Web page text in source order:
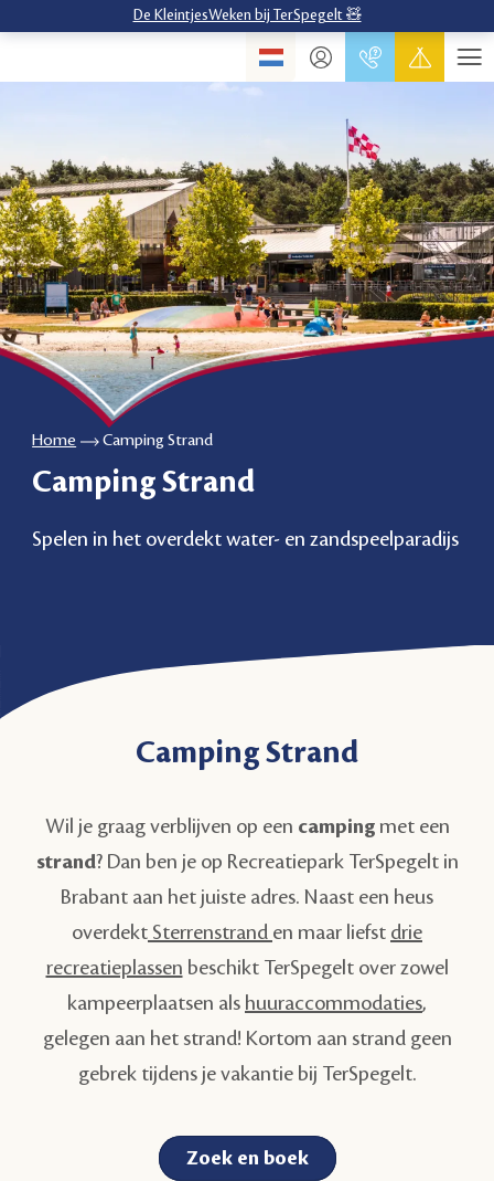
De KleintjesWeken bij TerSpegelt 🧸
Home Camping Strand
Camping Strand
Spelen in het overdekt water- en zandspeelparadijs
Camping Strand
Wil je graag verblijven op een campingmet een
strand? Dan ben je op Recreatiepark TerSpegelt in
Brabant aan het juiste adres. Naast een heus
overdekt Sterrenstrand en maar liefst drie
recreatieplassen beschikt TerSpegelt over zowel
kampeerplaatsen als huuraccommodaties,
gelegen aan het strand! Kortom aan strand geen
gebrek tijdens je vakantie bij TerSpegelt.
Zoek en boek